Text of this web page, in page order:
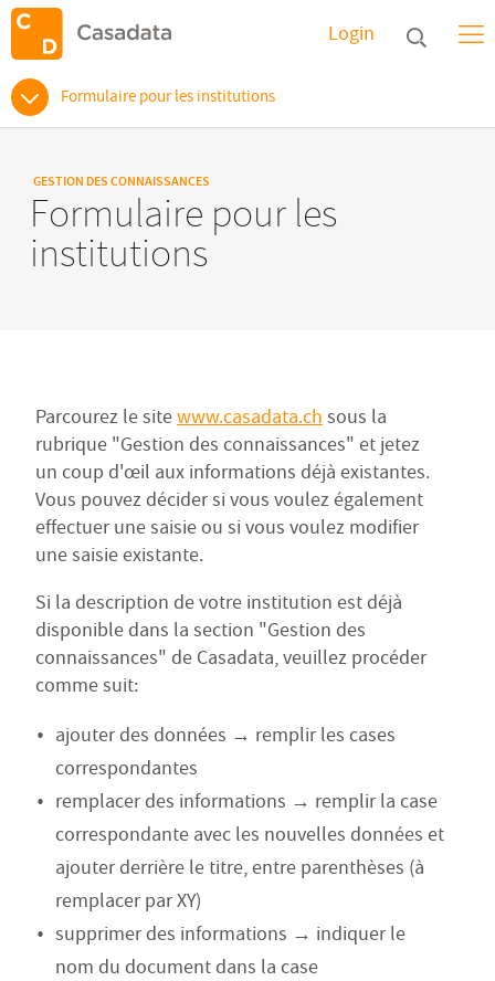
Login
Formulaire pour les institutions
GESTION DES CONNAISSANCES
Formulaire pour les
institutions
Parcourez le sitewww.casadata.ch sous la
rubrique "Gestion des connaissances" et jetez
un coup d'œil aux informations déjà existantes.
Vous pouvez décider si vous voulez également
effectuer une saisie ou si vous voulez modifier
une saisie existante.
Si la description de votre institution est déjà
disponible dans la section "Gestion des
connaissances" de Casadata, veuillez procéder
comme suit:
ajouter des données → remplir les cases
correspondantes
remplacer des informations → remplir la case
correspondante avec les nouvelles données et
ajouter derrière le titre, entre parenthèses (à
remplacer par XY)
supprimer des informations → indiquer le
nom du document dans la case